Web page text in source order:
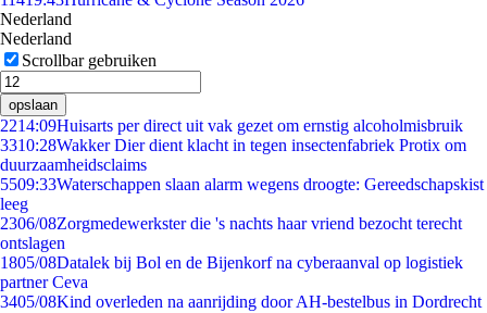
Nederland
Nederland
Scrollbar gebruiken
opslaan
2214:09Huisarts per direct uit vak gezet om ernstig alcoholmisbruik
3310:28Wakker Dier dient klacht in tegen insectenfabriek Protix om
duurzaamheidsclaims
5509:33Waterschappen slaan alarm wegens droogte: Gereedschapskist
leeg
2306/08Zorgmedewerkster die 's nachts haar vriend bezocht terecht
ontslagen
1805/08Datalek bij Bol en de Bijenkorf na cyberaanval op logistiek
partner Ceva
3405/08Kind overleden na aanrijding door AH-bestelbus in Dordrecht